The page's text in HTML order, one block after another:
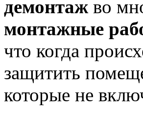
демонтаж во
монтажные
что когда
защитить
которые не